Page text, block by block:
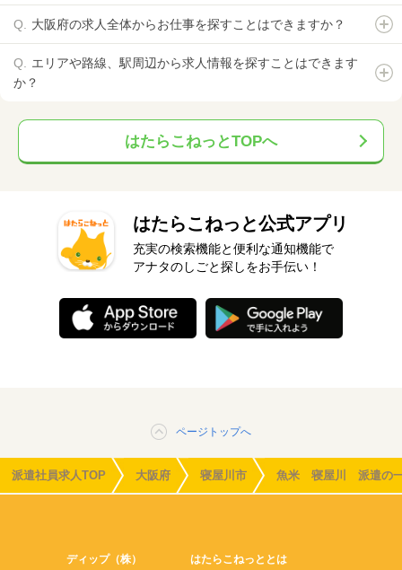
大阪府の求人全体からお仕事を探すことはできますか？
エリアや路線、駅周辺から求人情報を探すことはできます
か？
はたらこねっとTOPへ
はたらこねっと公式アプリ
充実の検索機能と便利な通知機能で
アナタのしごと探しをお手伝い！
ページトップへ
派遣社員求人TOP 大阪府 寝屋川市 魚米 寝屋川 派遣の
ディップ（株） はたらこねっととは